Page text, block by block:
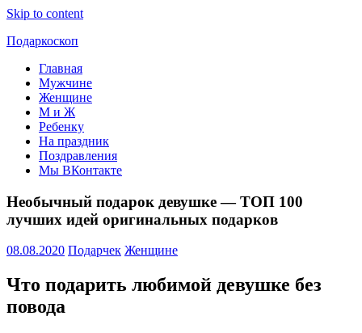
Skip to content
Подаркоскоп
Поможем
выбрать
подарить
Главная
Мужчине
Женщине
М и Ж
Ребенку
На праздник
Поздравления
Мы ВКонтакте
Необычный подарок девушке — ТОП 100
лучших идей оригинальных подарков
08.08.2020 Подарчек Женщине
Что подарить любимой девушке без
повода